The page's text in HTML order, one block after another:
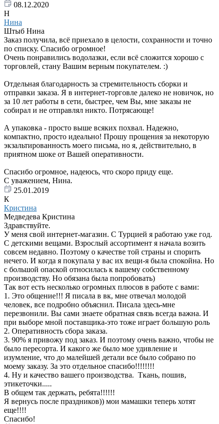
08.12.2020
Н
Нина
Штыб Нина
Заказ получила, всё приехало в целости, сохранности и точно
по списку. Спасибо огромное!
Очень понравились водолазки, если всё сложится хорошо с
торговлей, стану Вашим верным покупателем. :)
Отдельная благодарность за стремительность сборки и
отправки заказа. Я в интернет-торговле далеко не новичок, но
за 10 лет работы в сети, быстрее, чем Вы, мне заказы не
собирал и не отправлял никто. Потрясающе!
А упаковка - просто выше всяких похвал. Надежно,
компактно, просто идеально! Прошу прощения за некоторую
экзальтированность моего письма, но я, действительно, в
приятном шоке от Вашей оперативности.
Спасибо огромное, надеюсь, что скоро приду еще.
С уважением, Нина.
25.01.2019
К
Кристина
Медведева Кристина
Здравствуйте.
У меня свой интернет-магазин. С Турцией я работаю уже год.
С детскими вещами. Взрослый ассортимент я начала возить
совсем недавно. Поэтому о качестве той страны и спорить
нечего. И когда я покупала у вас их вещи-я была спокойна. Но
с большой опаской относилась к вашему собственному
производству. Но обязана была попробовать)
Так вот есть несколько огромных плюсов в работе с вами:
1. Это общение!!! Я писала в вк, мне отвечал молодой
человек, все подробно объяснил. Писала здесь-мне
перезвонили. Вы сами знаете обратная связь всегда важна. И
при выборе мной поставщика-это тоже играет большую роль
2. Оперативность сбора заказа.
3. 90% я привожу под заказ. И поэтому очень важно, чтобы не
было пересорта. И какого же было мое удивление и
изумление, что до малейшей детали все было собрано по
моему заказу. За это отдельное спасибо!!!!!!!!
4. Ну и качество вашего производства. Ткань, пошив,
этикеточки.....
В общем так держать, ребята!!!!!!
Я вернусь после праздников)) мои мамашки теперь хотят
еще!!!!
Спасибо!